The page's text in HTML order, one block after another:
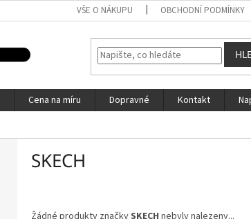
VŠE O NÁKUPU OBCHODNÍ PODMÍNKY
Cena na míru Dopravné Kontakt
SKECH
Žádné produkty značkySKECH nebyly nalezeny...